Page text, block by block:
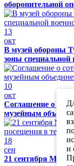
оборонительной
13
окт
В музей обороны
зоны специальной
10
окт
Соглашение о
музейным
18
сен
21 сентября
и